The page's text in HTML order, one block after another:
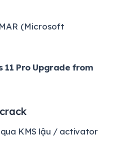
(Microsoft
11 Pro Upgrade from
qua KMS lậu / activator